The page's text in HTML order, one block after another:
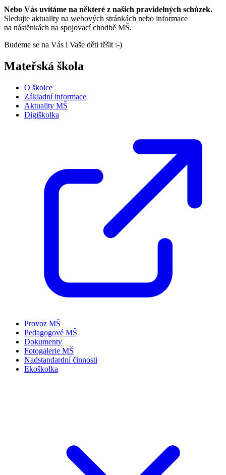
Nebo Vás uvítáme na některé z našich pravidelných schůzek.
Sledujte aktuality na webových stránkách nebo informace
na nástěnkách na spojovací chodbě MŠ.
Budeme se na Vás i Vaše děti těšit :-)
Mateřská škola
O školce
Základní informace
Aktuality MŠ
Digiškolka
Provoz MŠ
Pedagogové MŠ
Dokumenty
Fotogalerie MŠ
Nadstandardní činnosti
Ekoškolka